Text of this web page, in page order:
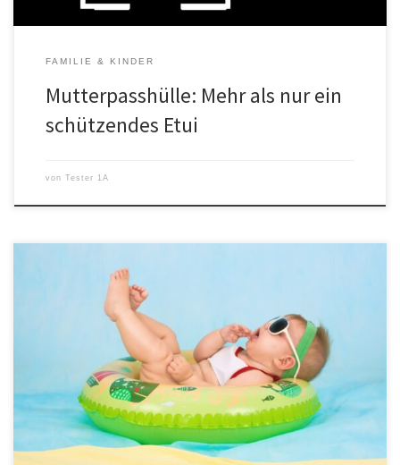
FAMILIE & KINDER
Mutterpasshülle: Mehr als nur ein
schützendes Etui
von Tester 1A
Kinder wachsen schnell, und ihre ersten Schritte sind ein
entscheidender Moment, der oft von einer Mischung aus
Aufregung und Sorge begleitet wird. Ist der Erwerb von
Lauflernschuhen für dieses wichtige Lebensereignis gerechtfertigt
oder lediglich ein cleveres Marketinginstrument? Notwendigkeit
von Lauflernschuhen Biomechanik des Gehens Bei der Beurteilung
der Nützlichkeit von Lauflernschuhen […]